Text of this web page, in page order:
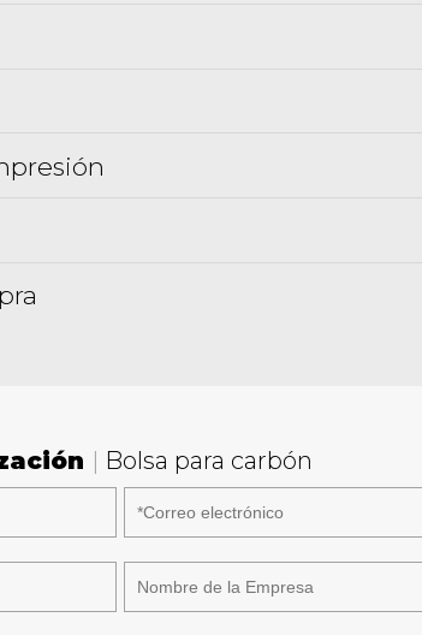
| Bolsa para carbón